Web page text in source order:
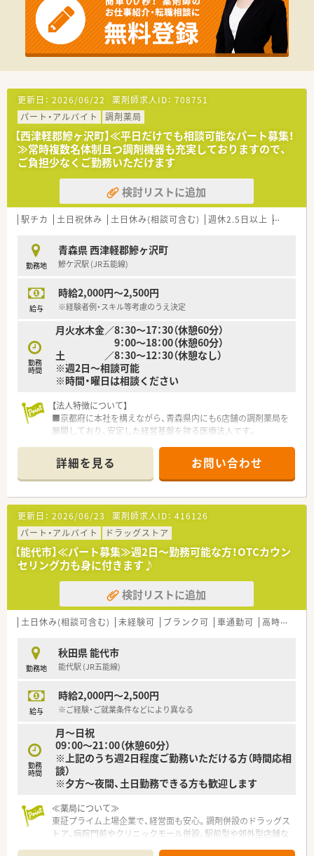
っています。
【想定される業務内容】
■総合医療センターから応需する多岐にわたる処方箋の調剤、監
査、服薬指導が中心業務です。
■個人宅や施設への在宅医療にも取り組んでおり、訪問しての服
■地域のかかりつけ薬剤師として、患者様の健康相談にも積極的
に応じていただきます。
更新日： 2026/06/22 薬剤師求人ID： 708751
パート・アルバイト
調剤薬局
【西津軽郡鰺ヶ沢町】≪平日だけでも相談可能なパート募集！
≫常時複数名体制且つ調剤機器も充実しておりますので、
ご負担少なくご勤務いただけます
検討リストに追加
駅チカ 土日祝休み 土日休み(相談可含む) 週休2.5日以上 週32h以
勤務地
青森県 西津軽郡鰺ヶ沢町
鰺ケ沢駅 (JR五能線)
給与
時給2,000円～2,500円
※経験者例・スキル等考慮のうえ決定
勤務
時間
月火水木金／8：30～17：30（休憩60分）
9：00～18：00（休憩60分）
土 ／8：30～12：30（休憩なし）
※週2日～相談可能
※時間・曜日は相談ください
【法人特徴について】
■京都府に本社を構えながら、青森県内にも6店舗の調剤薬局を
展開しており、安定した経営基盤を誇る医療法人です。
い柔軟な対応と、患者様一人ひとりに寄り添う姿勢が特徴です。
■薬剤師の教育や福利厚生の充実に力を入れており、職員が長く
安心して働き続けられる環境づくりを常に追求しています。
【店舗情報と応需状況について】
■JR五能線の鰺ケ沢駅から徒歩13分ほどの場所に位置してお
り、お車での通勤も可能な利便性の高い環境が整っています。
■近隣の総合病院から内科や外科を含む多科目の処方箋を応需
しており、幅広い知識を習得することが可能です。
■薬剤師複数名体制で業務を分担しており、事務スタッフとの連
携も円滑で、一人ひとりの負担が少ない体制を構築しています。
【想定されるキャリアイメージ】
■総合科目に対応する調剤スキルを磨きながら、認定薬剤師の取
■在宅医療の現場で経験を積むことにより、これからの時代に求
められる在宅特化型の薬剤師としてのキャリアを築けます。
■教育制度が充実しているため、将来的には店舗運営や後輩の育
詳細を見る お問い合わせ
更新日： 2026/06/23 薬剤師求人ID： 416126
パート・アルバイト
ドラッグストア
【能代市】≪パート募集≫週2日～勤務可能な方！OTCカウン
セリング力も身に付きます♪
検討リストに追加
土日休み(相談可含む) 未経験可 ブランク可 車通勤可 高時給(2,500円以上)
勤務地
秋田県 能代市
能代駅 (JR五能線)
給与
時給2,000円～2,500円
※ご経験・ご就業条件などにより異なる
勤務
時間
月～日祝
09：00～21：00（休憩60分）
※上記のうち週2日程度ご勤務いただける方（時間応相
談）
※夕方～夜間、土日勤務できる方も歓迎します
≪薬局について≫
東証プライム上場企業で、経営面も安心。調剤併設のドラッグス
トア、病院門前やクリニックモール併設、駅前型や郊外型店舗な